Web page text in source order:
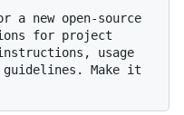
a new open-source
for project
usage
guidelines. Make it